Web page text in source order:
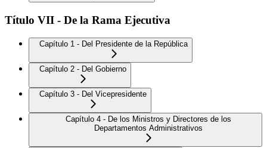
Título VII - De la Rama Ejecutiva
Capítulo 1 - Del Presidente de la República
Capítulo 2 - Del Gobierno
Capítulo 3 - Del Vicepresidente
Capítulo 4 - De los Ministros y Directores de los
Departamentos Administrativos